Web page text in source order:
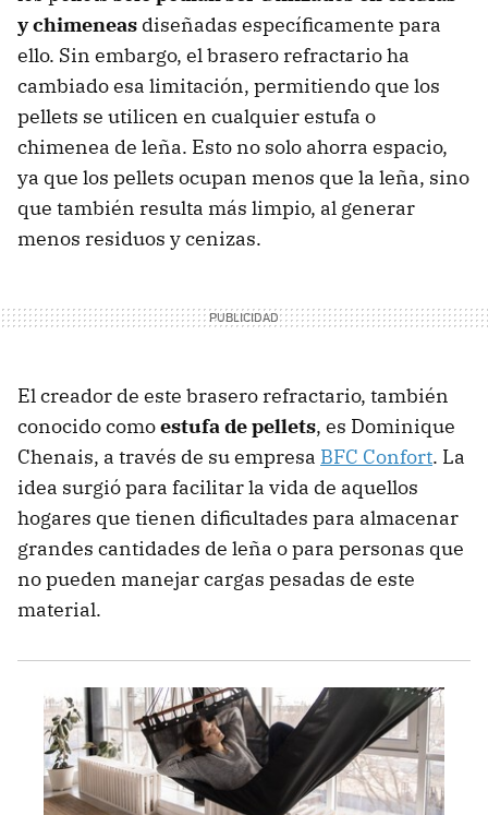
y chimeneas diseñadas específicamente para
ello. Sin embargo, el brasero refractario ha
cambiado esa limitación, permitiendo que los
pellets se utilicen en cualquier estufa o
chimenea de leña. Esto no solo ahorra espacio,
ya que los pellets ocupan menos que la leña, sino
que también resulta más limpio, al generar
menos residuos y cenizas.
El creador de este brasero refractario, también
conocido comoestufa de pellets, es Dominique
Chenais, a través de su empresa BFC Confort. La
idea surgió para facilitar la vida de aquellos
hogares que tienen dificultades para almacenar
grandes cantidades de leña o para personas que
no pueden manejar cargas pesadas de este
material.